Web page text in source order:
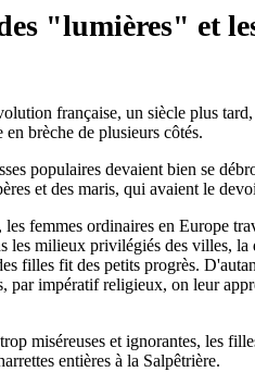
"lumières" et
française, un siècle plus
en brèche de plusieurs côtés.
populaires devaient bien se
et des maris, qui avaient le
les femmes ordinaires en Europe
les milieux privilégiés des villes,
filles fit des petits progrès.
par impératif religieux, on leur
miséreuses et ignorantes, les
entières à la Salpêtrière.